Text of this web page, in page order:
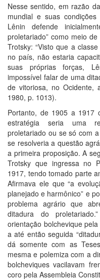
Nesse sentido, em razão
mundial e suas
Lênin defende
proletariado” como meio
Trotsky: “Visto que a
no país, não estaria
suas próprias forças,
impossível falar de uma
de vitoriosa, no Ocidente,
1980, p. 1013).
Portanto, de 1905 a 1917
estratégia seria uma
proletariado ou se só com
se resolveria a questão
a primeira proposição. A
Trotsky que ingressa no
1917, tendo tomado parte
Afirmava ele que “a
planejado e harmônico” e
problema agrário que
ditadura do
orientação bolchevique
a até então seguida
dá somente com as
mesma e polemiza com a
bolcheviques vacilavam
coro pela Assembleia